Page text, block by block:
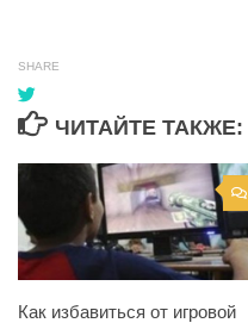
SHARE
ЧИТАЙТЕ ТАКЖЕ:
Как избавиться от игровой